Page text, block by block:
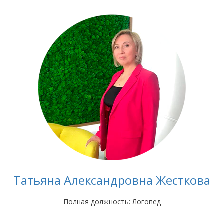
Татьяна Александровна Жесткова
Полная должность: Логопед